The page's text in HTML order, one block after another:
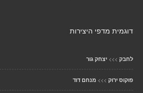
דוגמית מדפי היצירות
לחבק >>> יצחק גור
פוקוס ירוק >>> מנחם דוד